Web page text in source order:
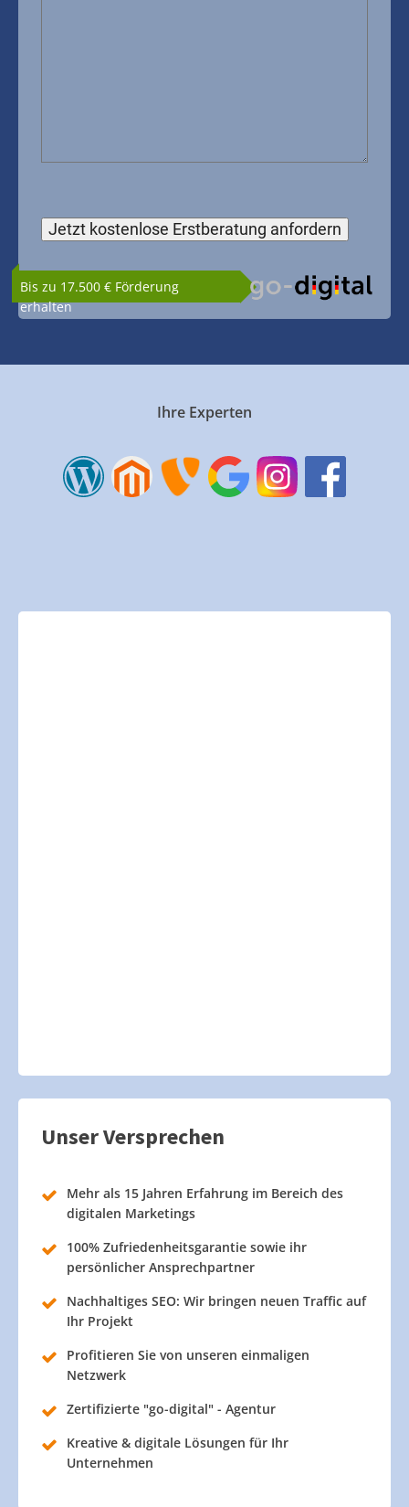
Bis zu 17.500 € Förderung
erhalten
Ihre Experten
Unser Versprechen
Mehr als 15 Jahren Erfahrung im Bereich des
digitalen Marketings
100% Zufriedenheitsgarantie sowie ihr
persönlicher Ansprechpartner
Nachhaltiges SEO: Wir bringen neuen Traffic auf
Ihr Projekt
Profitieren Sie von unseren einmaligen
Netzwerk
Zertifizierte "go-digital" - Agentur
Kreative & digitale Lösungen für Ihr
Unternehmen